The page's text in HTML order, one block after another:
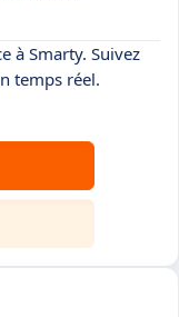
à Smarty. Suivez
temps réel.